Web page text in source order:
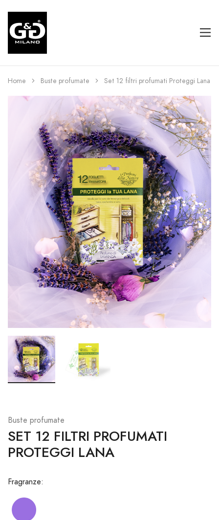
Home Buste profumate Set 12 filtri profumati Proteggi Lana
Buste profumate
SET 12 FILTRI PROFUMATI
PROTEGGI LANA
Fragranze: